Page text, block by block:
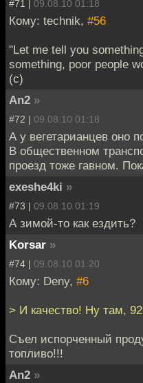
#71 | 09.08.10 01:18
Кому: technik, #56
"Let me tell you
something, poor people
(c)
An2 »
#72 | 09.08.10 01:18
А у вегетарианцев оно
В общественном
проезд тоже гавном.
exeshe4ki »
#73 | 09.08.10 01:19
А зимой-то как ездить?
Korsar »
#74 | 09.08.10 01:20
Кому: Deny, #6
> И качество! Ну там,
Съел испорченный
топливо!!!
An2 »